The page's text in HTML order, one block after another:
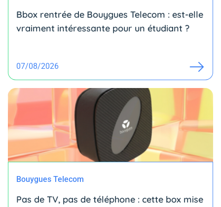
Bbox rentrée de Bouygues Telecom : est-elle
vraiment intéressante pour un étudiant ?
07/08/2026
Bouygues Telecom
Pas de TV, pas de téléphone : cette box mise